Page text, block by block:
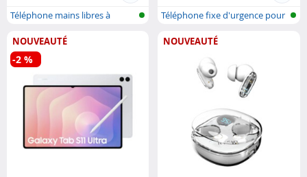
Téléphone mains libres à
Téléphone fixe d'urgence pour
NOUVEAUTÉ
-2 %
NOUVEAUTÉ